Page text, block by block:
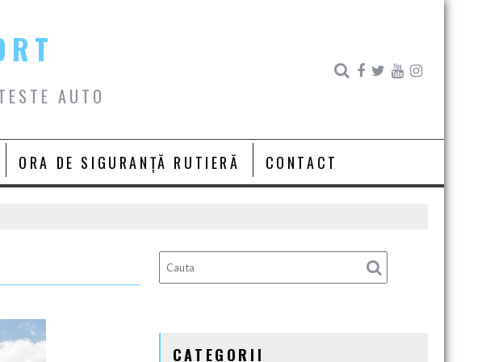
AUTO
ORA DE SIGURANȚĂ RUTIERĂ CONTACT
CATEGORII